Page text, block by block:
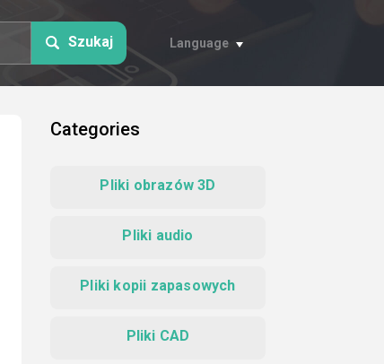
Szukaj Language
Categories
Pliki obrazów 3D
Pliki audio
Pliki kopii zapasowych
Pliki CAD